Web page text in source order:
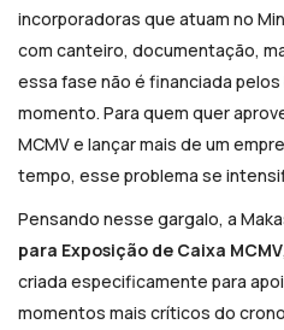
incorporadoras que atuam no
com canteiro, documentação,
essa fase não é financiada
momento. Para quem quer
MCMV e lançar mais de um
tempo, esse problema se
Pensando nesse gargalo, a
para Exposição de Caixa MCMV
criada especificamente para
momentos mais críticos do